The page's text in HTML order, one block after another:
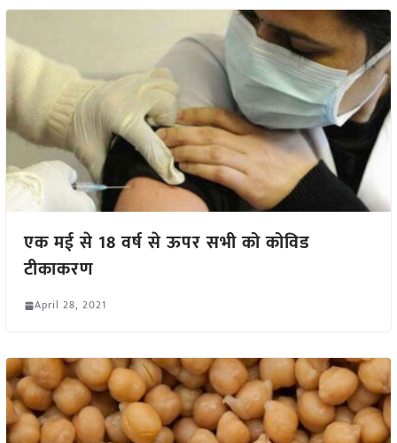
एक मई से 18 वर्ष से ऊपर सभी को कोविड
टीकाकरण
April 28, 2021